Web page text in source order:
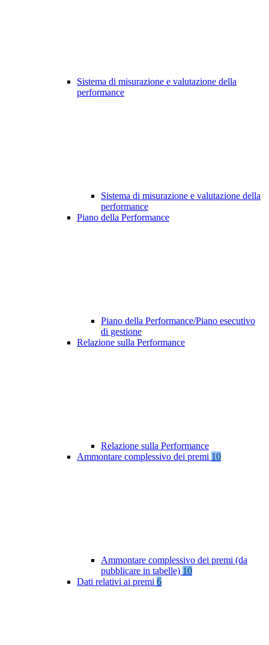
Sistema di misurazione e valutazione della
performance
Sistema di misurazione e valutazione della
performance
Piano della Performance
Piano della Performance/Piano esecutivo
di gestione
Relazione sulla Performance
Relazione sulla Performance
Ammontare complessivo dei premi 10
Ammontare complessivo dei premi (da
pubblicare in tabelle) 10
Dati relativi ai premi 6